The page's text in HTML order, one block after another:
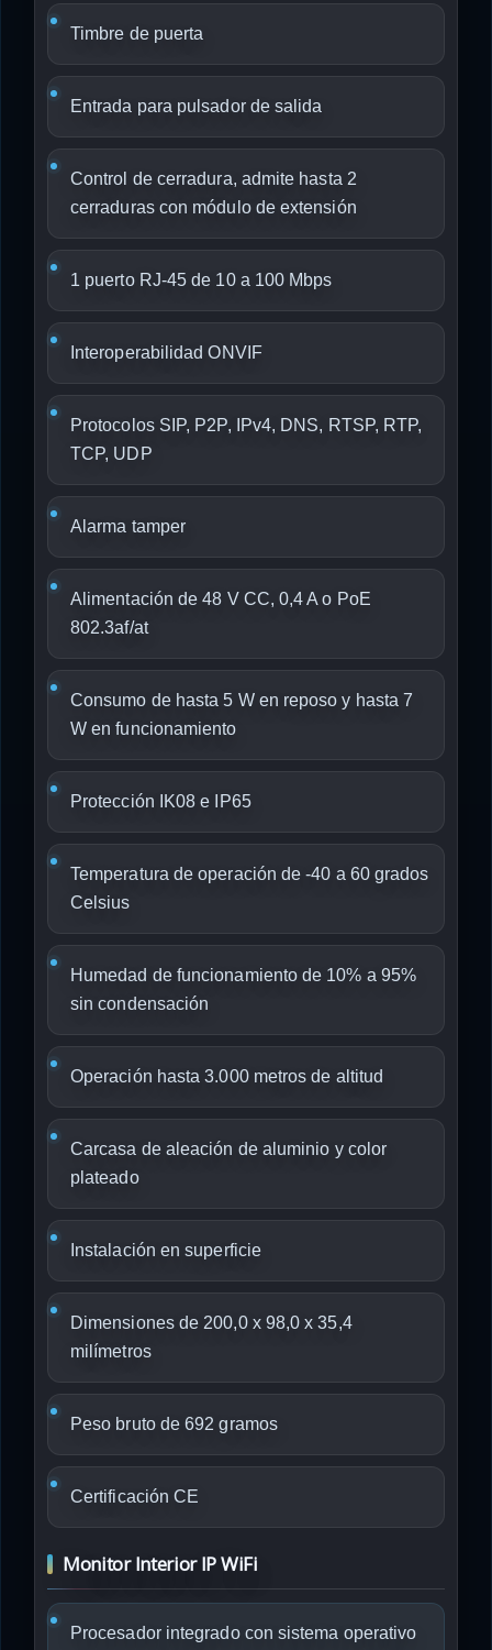
Timbre de puerta
Entrada para pulsador de salida
Control de cerradura, admite hasta 2
cerraduras con módulo de extensión
1 puerto RJ-45 de 10 a 100 Mbps
Interoperabilidad ONVIF
Protocolos SIP, P2P, IPv4, DNS, RTSP, RTP,
TCP, UDP
Alarma tamper
Alimentación de 48 V CC, 0,4 A o PoE
802.3af/at
Consumo de hasta 5 W en reposo y hasta 7
W en funcionamiento
Protección IK08 e IP65
Temperatura de operación de -40 a 60 grados
Celsius
Humedad de funcionamiento de 10% a 95%
sin condensación
Operación hasta 3.000 metros de altitud
Carcasa de aleación de aluminio y color
plateado
Instalación en superficie
Dimensiones de 200,0 x 98,0 x 35,4
milímetros
Peso bruto de 692 gramos
Certificación CE
Monitor Interior IP WiFi
Procesador integrado con sistema operativo